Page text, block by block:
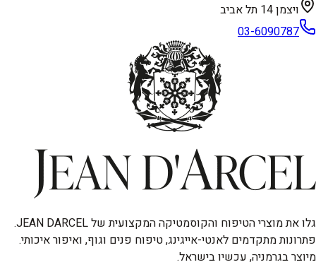
ויצמן 14 תל אביב
03-6090787
גלו את מוצרי הטיפוח והקוסמטיקה המקצועית של JEAN DARCEL.
פתרונות מתקדמים לאנטי-אייגינג, טיפוח פנים וגוף, ואיפור איכותי.
מיוצר בגרמניה, עכשיו בישראל.